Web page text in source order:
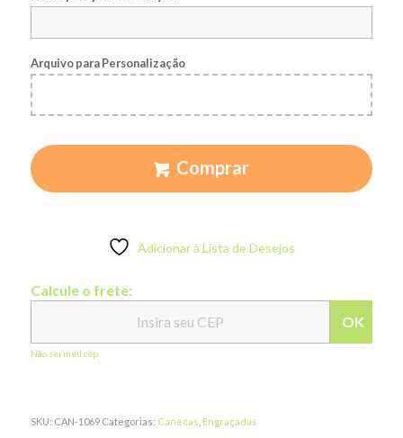
Arquivo para Personalização
Comprar
Adicionar à Lista de Desejos
Calcule o frete:
OK
Não sei meu cep
SKU: CAN-1069 Categorias: Canecas Engraçadas